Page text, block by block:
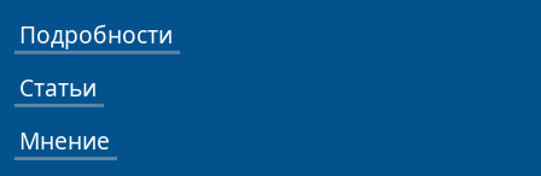
Подробности
Статьи
Мнение